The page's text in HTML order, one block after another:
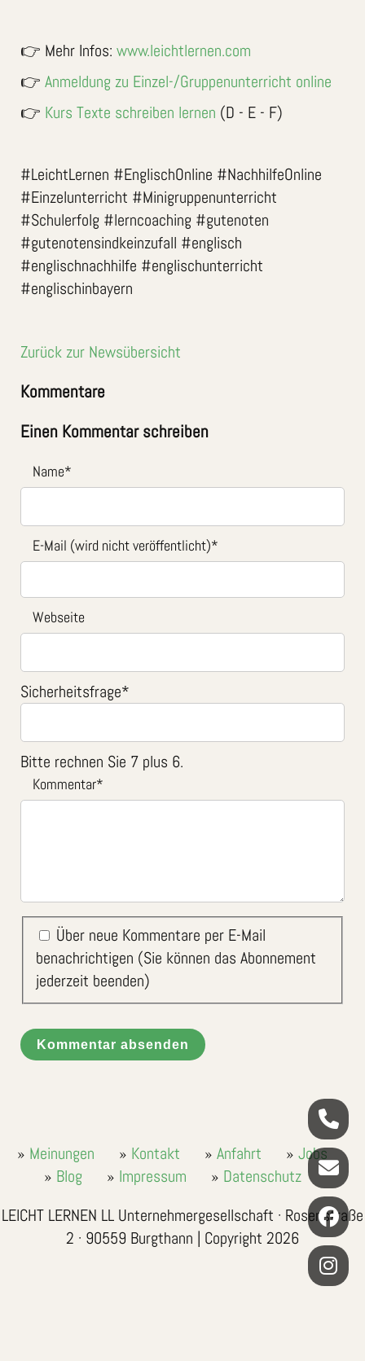
👉 Mehr Infos: www.leichtlernen.com
👉 Anmeldung zu Einzel-/Gruppenunterricht online
👉 Kurs Texte schreiben lernen (D - E - F)
#LeichtLernen #EnglischOnline #NachhilfeOnline
#Einzelunterricht #Minigruppenunterricht
#Schulerfolg #lerncoaching #gutenoten
#gutenotensindkeinzufall #englisch
#englischnachhilfe #englischunterricht
#englischinbayern
Zurück zur Newsübersicht
Kommentare
Einen Kommentar schreiben
Name*
E-Mail (wird nicht veröffentlicht)*
Webseite
Sicherheitsfrage*
Bitte rechnen Sie 7 plus 6.
Kommentar*
Über neue Kommentare per E-Mail
benachrichtigen (Sie können das Abonnement
jederzeit beenden)
Kommentar absenden
Meinungen Kontakt Anfahrt
Jobs
Blog
Impressum
Datenschutz
LEICHT LERNEN LL Unternehmergesellschaft · Rosenstraße
2 · 90559 Burgthann | Copyright 2026